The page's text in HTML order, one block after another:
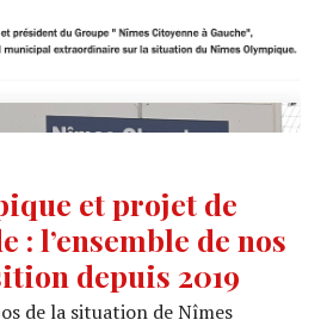
et projet de
: l’ensemble de nos
depuis 2019
de la situation de Nîmes